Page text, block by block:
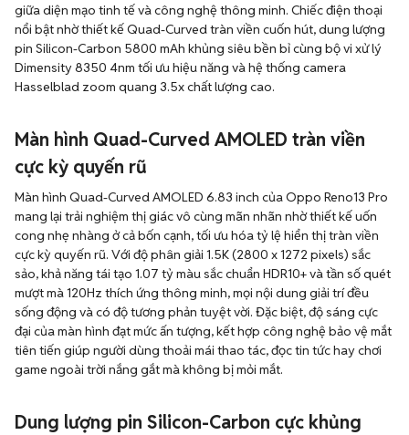
giữa diện mạo tinh tế và công nghệ thông minh. Chiếc điện thoại
nổi bật nhờ thiết kế Quad-Curved tràn viền cuốn hút, dung lượng
pin Silicon-Carbon 5800 mAh khủng siêu bền bỉ cùng bộ vi xử lý
Dimensity 8350 4nm tối ưu hiệu năng và hệ thống camera
Hasselblad zoom quang 3.5x chất lượng cao.
Màn hình Quad-Curved AMOLED tràn viền
cực kỳ quyến rũ
Màn hình Quad-Curved AMOLED 6.83 inch của Oppo Reno13 Pro
mang lại trải nghiệm thị giác vô cùng mãn nhãn nhờ thiết kế uốn
cong nhẹ nhàng ở cả bốn cạnh, tối ưu hóa tỷ lệ hiển thị tràn viền
cực kỳ quyến rũ. Với độ phân giải 1.5K (2800 x 1272 pixels) sắc
sảo, khả năng tái tạo 1.07 tỷ màu sắc chuẩn HDR10+ và tần số quét
mượt mà 120Hz thích ứng thông minh, mọi nội dung giải trí đều
sống động và có độ tương phản tuyệt vời. Đặc biệt, độ sáng cực
đại của màn hình đạt mức ấn tượng, kết hợp công nghệ bảo vệ mắt
tiên tiến giúp người dùng thoải mái thao tác, đọc tin tức hay chơi
game ngoài trời nắng gắt mà không bị mỏi mắt.
Dung lượng pin Silicon-Carbon cực khủng